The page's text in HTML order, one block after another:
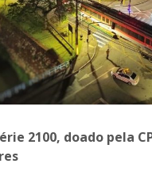
2100, doado pela